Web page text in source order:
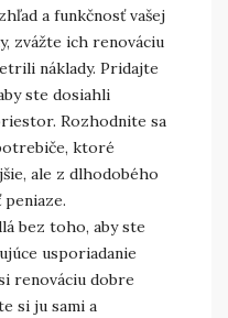
a funkčnosť vašej
zvážte ich renováciu
náklady. Pridajte
ste dosiahli
Rozhodnite sa
ktoré
ale z dlhodobého
bez toho, aby ste
usporiadanie
renováciu dobre
si ju sami a